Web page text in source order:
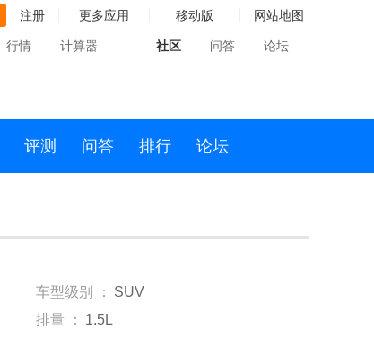
注册 更多应用 移动版 网站地图
行情 计算器 社区 问答 论坛
评测 问答 排行 论坛
车型级别 ：
SUV
排量 ： 1.5L